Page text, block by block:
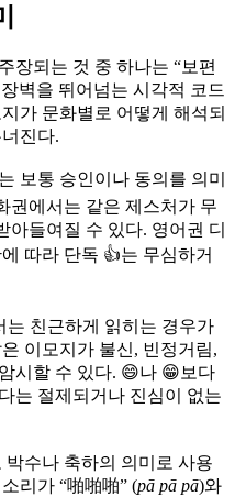
장되는 것 중 하나는 “보편
벽을 뛰어넘는 시각적 코드
가 문화별로 어떻게 해석되
진다.
보통 승인이나 동의를 의미
권에서는 같은 제스처가 무
들여질 수 있다. 영어권 디
따라 단독 👍는 무심하거
는 친근하게 읽히는 경우가
이모지가 불신, 빈정거림,
시할 수 있다. 😄나 😁보다
는 절제되거나 진심이 없는
박수나 축하의 의미로 사용
리가 “啪啪啪” (pā pā pā)와